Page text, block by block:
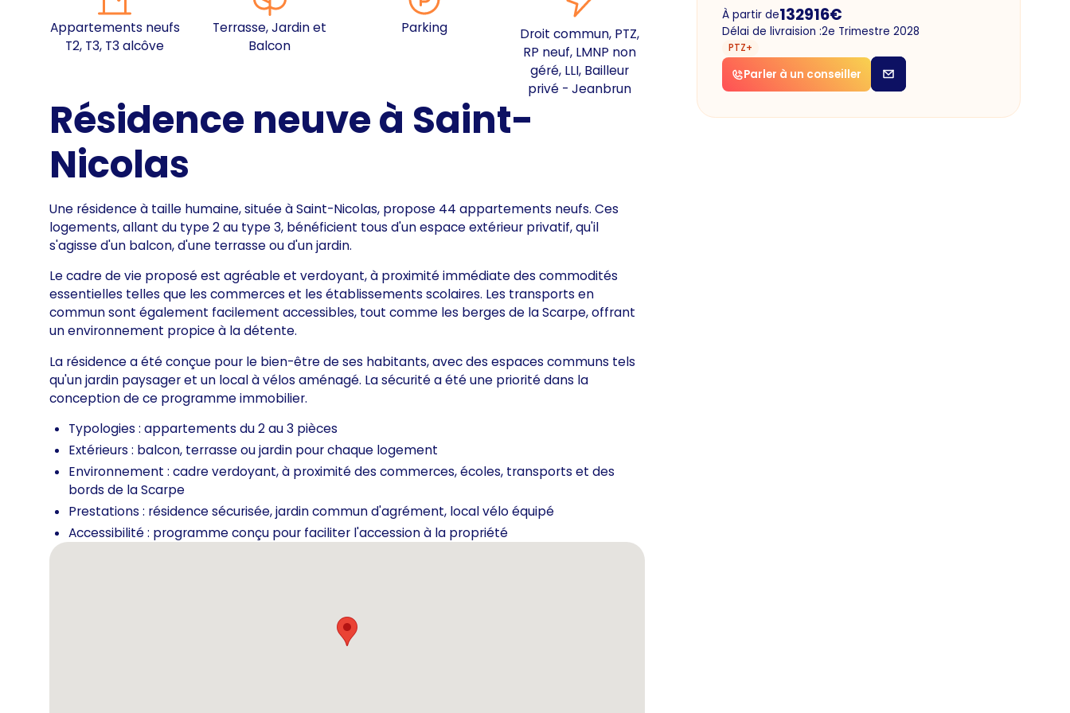
Appartements neufs
T2, T3, T3 alcôve
Terrasse, Jardin et
Balcon
Parking
Droit commun, PTZ,
RP neuf, LMNP non
géré, LLI, Bailleur
privé - Jeanbrun
Résidence neuve à Saint-
Nicolas
Une résidence à taille humaine, située à Saint-Nicolas, propose 44 appartements neufs. Ces
logements, allant du type 2 au type 3, bénéficient tous d'un espace extérieur privatif, qu'il
s'agisse d'un balcon, d'une terrasse ou d'un jardin.
Le cadre de vie proposé est agréable et verdoyant, à proximité immédiate des commodités
essentielles telles que les commerces et les établissements scolaires. Les transports en
commun sont également facilement accessibles, tout comme les berges de la Scarpe, offrant
un environnement propice à la détente.
La résidence a été conçue pour le bien-être de ses habitants, avec des espaces communs tels
qu'un jardin paysager et un local à vélos aménagé. La sécurité a été une priorité dans la
conception de ce programme immobilier.
Typologies : appartements du 2 au 3 pièces
Extérieurs : balcon, terrasse ou jardin pour chaque logement
Environnement : cadre verdoyant, à proximité des commerces, écoles, transports et des
bords de la Scarpe
Prestations : résidence sécurisée, jardin commun d'agrément, local vélo équipé
Accessibilité : programme conçu pour faciliter l'accession à la propriété
À partir de132916€
Délai de livraision :2e Trimestre 2028
PTZ+
Parler à un conseiller